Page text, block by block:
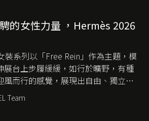
的女性力量 ，Hermès 2026
裝系列以「Free Rein」作為主題，模
展台上步履緩緩，如行於曠野，有種
風而行的感覺，展現出自由、獨立與
Team